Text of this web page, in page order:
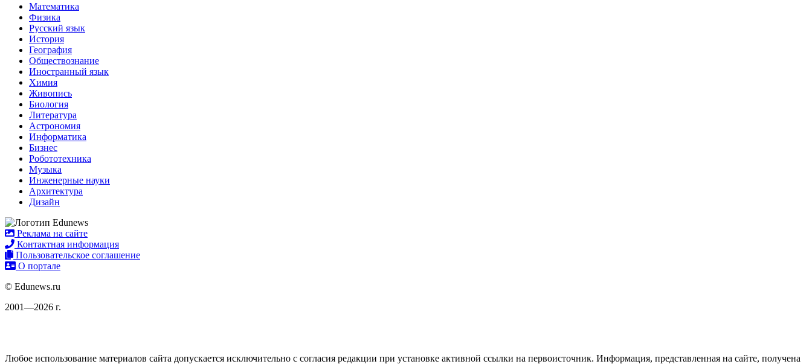
Математика
Физика
Русский язык
История
География
Обществознание
Иностранный язык
Химия
Живопись
Биология
Литература
Астрономия
Информатика
Бизнес
Робототехника
Музыка
Инженерные науки
Архитектура
Дизайн
Реклама на сайте
Контактная информация
Пользовательское соглашение
О портале
© Edunews.ru
2001—2026 г.
Любое использование материалов сайта допускается исключительно с согласия редакции при установке активной ссылки на первоисточник. Информация, представленная на сайте, получена